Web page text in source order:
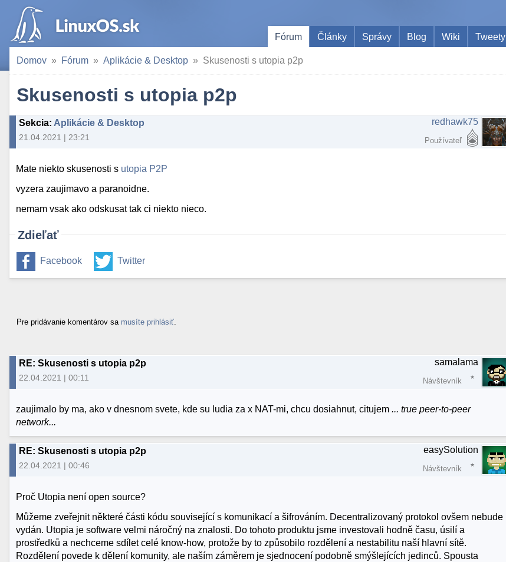
Fórum
Články Správy Blog Wiki Tweety
Domov Fórum Aplikácie & Desktop Skusenosti s utopia p2p
Skusenosti s utopia p2p
Sekcia: Aplikácie & Desktop
21.04.2021 | 23:21
redhawk75
Používateľ
Mate niekto skusenosti s utopia P2P
vyzera zaujimavo a paranoidne.
nemam vsak ako odskusat tak ci niekto nieco.
Zdieľať
Facebook Twitter
Pre pridávanie komentárov sa musíte prihlásiť
RE: Skusenosti s utopia p2p
22.04.2021 | 00:11
samalama
Návštevník
zaujimalo by ma, ako v dnesnom svete, kde su ludia za x NAT-mi, chcu dosiahnut, citujem... true peer-to-peer
network...
RE: Skusenosti s utopia p2p
22.04.2021 | 00:46
easySolution
Návštevník
Proč Utopia není open source?
Můžeme zveřejnit některé části kódu související s komunikací a šifrováním. Decentralizovaný protokol ovšem nebude
vydán. Utopia je software velmi náročný na znalosti. Do tohoto produktu jsme investovali hodně času, úsilí a
prostředků a nechceme sdílet celé know-how, protože by to způsobilo rozdělení a nestabilitu naší hlavní sítě.
Rozdělení povede k dělení komunity, ale naším záměrem je sjednocení podobně smýšlejících jedinců. Spousta